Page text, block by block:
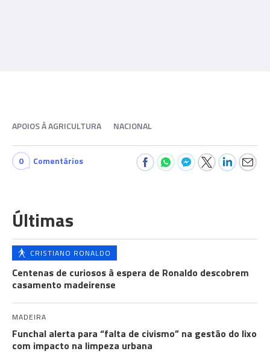
APOIOS À AGRICULTURA NACIONAL
0 Comentários
Últimas
CRISTIANO RONALDO
Centenas de curiosos à espera de Ronaldo descobrem
casamento madeirense
MADEIRA
Funchal alerta para “falta de civismo” na gestão do lixo
com impacto na limpeza urbana